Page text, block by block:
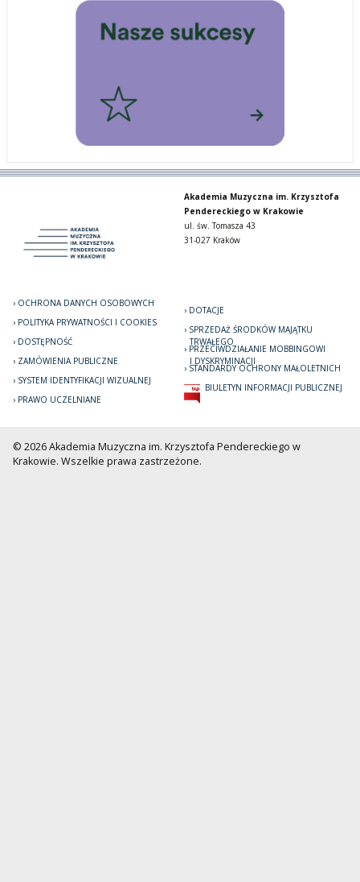
Akademia Muzyczna im. Krzysztofa
Pendereckiego w Krakowie
ul. św. Tomasza 43
31-027 Kraków
OCHRONA DANYCH OSOBOWYCH
POLITYKA PRYWATNOŚCI I COOKIES
DOSTĘPNOŚĆ
ZAMÓWIENIA PUBLICZNE
SYSTEM IDENTYFIKACJI WIZUALNEJ
PRAWO UCZELNIANE
DOTACJE
SPRZEDAŻ ŚRODKÓW MAJĄTKU
TRWAŁEGO
PRZECIWDZIAŁANIE MOBBINGOWI
I DYSKRYMINACJI
STANDARDY OCHRONY MAŁOLETNICH
BIULETYN INFORMACJI PUBLICZNEJ
© 2026 Akademia Muzyczna im. Krzysztofa Pendereckiego w
Krakowie. Wszelkie prawa zastrzeżone.